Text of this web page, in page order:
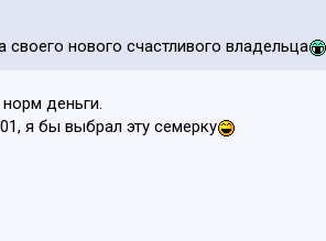
нового счастливого владельца
деньги.
я бы выбрал эту семерку